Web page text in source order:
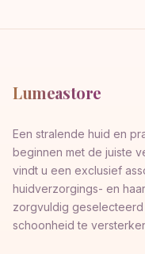
Lumeastore
Een stralende huid en
beginnen met de juiste
vindt u een exclusief
huidverzorgings- en
zorgvuldig geselecteerd
schoonheid te